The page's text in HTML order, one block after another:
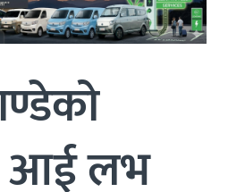
आई लभ